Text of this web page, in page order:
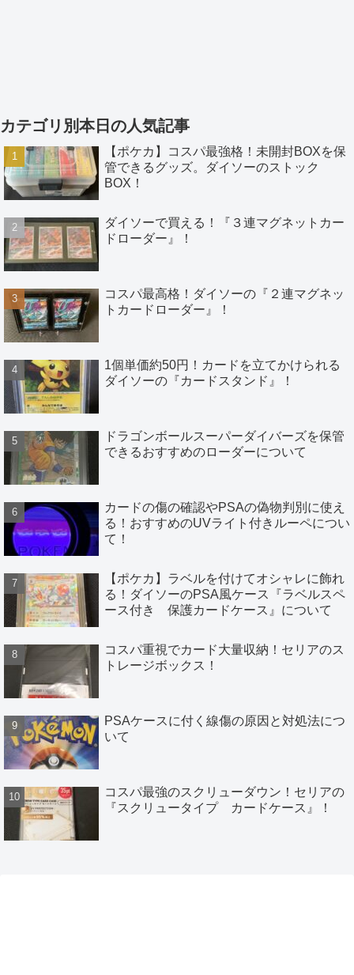
カテゴリ別本日の人気記事
【ポケカ】コスパ最強格！未開封BOXを保
管できるグッズ。ダイソーのストック
BOX！
ダイソーで買える！『３連マグネットカー
ドローダー』！
コスパ最高格！ダイソーの『２連マグネッ
トカードローダー』！
1個単価約50円！カードを立てかけられる
ダイソーの『カードスタンド』！
ドラゴンボールスーパーダイバーズを保管
できるおすすめのローダーについて
カードの傷の確認やPSAの偽物判別に使え
る！おすすめのUVライト付きルーペについ
て！
【ポケカ】ラベルを付けてオシャレに飾れ
る！ダイソーのPSA風ケース『ラベルスペ
ース付き 保護カードケース』について
コスパ重視でカード大量収納！セリアのス
トレージボックス！
PSAケースに付く線傷の原因と対処法につ
いて
コスパ最強のスクリューダウン！セリアの
『スクリュータイプ カードケース』！